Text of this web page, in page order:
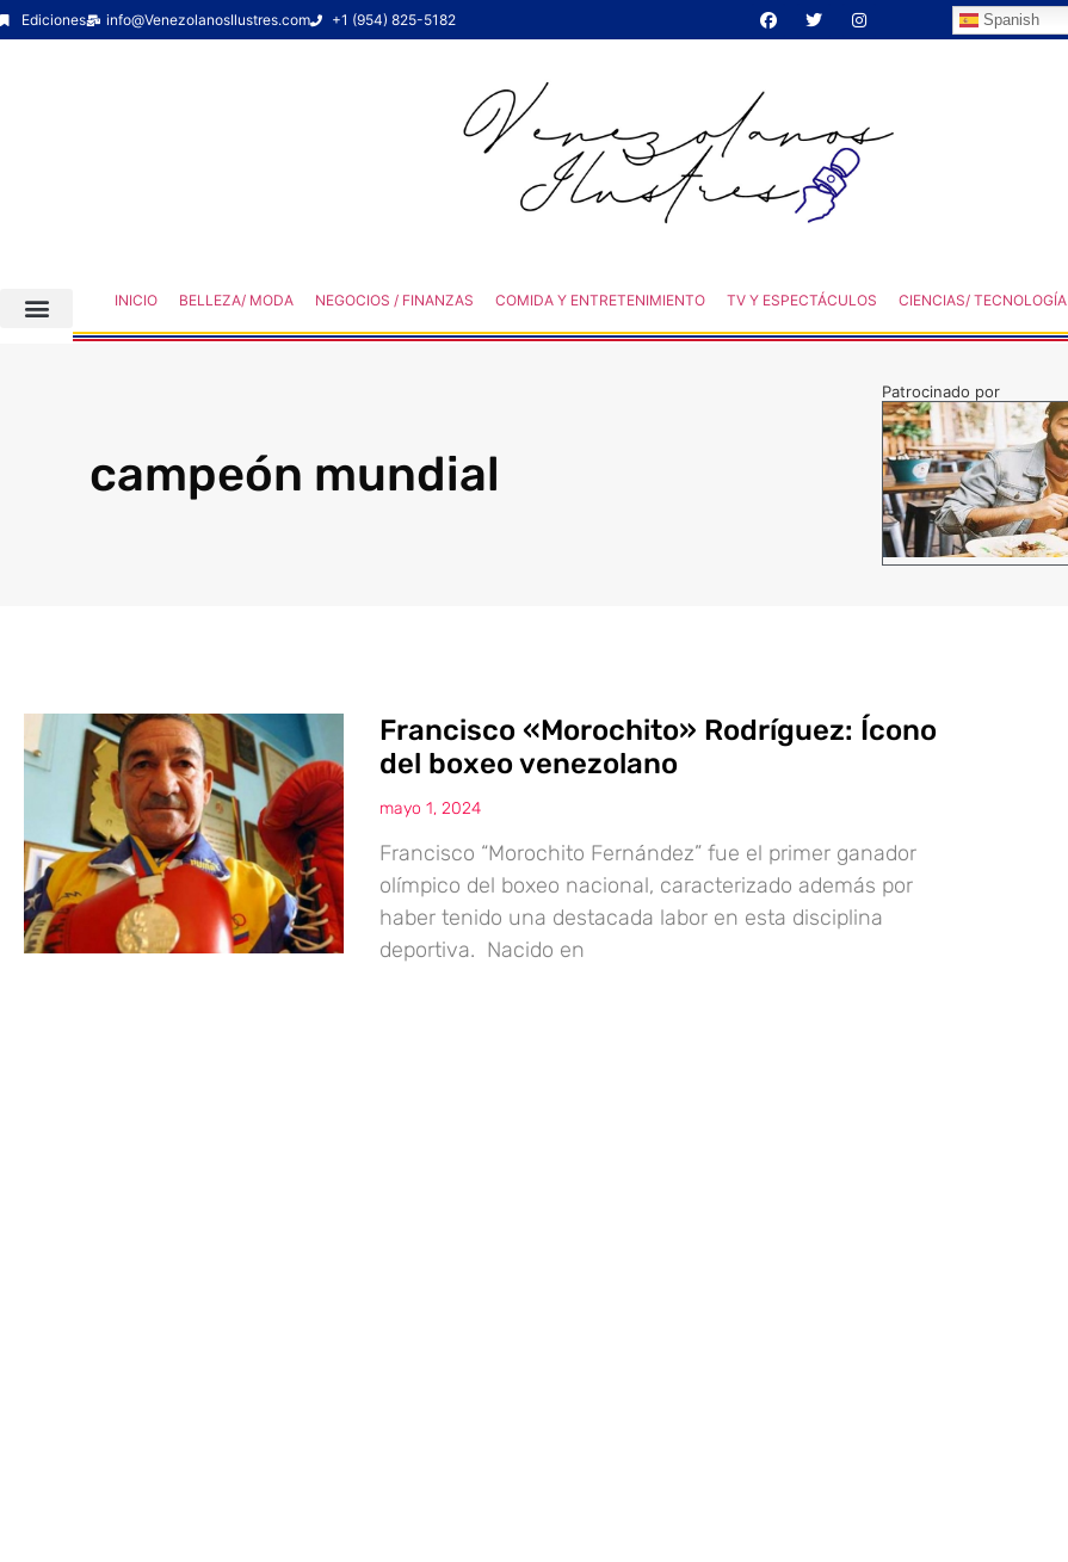
Ediciones info@VenezolanosIlustres.com +1 (954) 825-5182 Spanish
INICIO BELLEZA/ MODA NEGOCIOS / FINANZAS COMIDA Y ENTRETENIMIENTO TV Y ESPECTÁCULOS CIENCIAS/ TECNOLOGÍA
campeón mundial
Patrocinado por
Francisco «Morochito» Rodríguez: Ícono
del boxeo venezolano
mayo 1, 2024
Francisco “Morochito Fernández” fue el primer ganador
olímpico del boxeo nacional, caracterizado además por
haber tenido una destacada labor en esta disciplina
deportiva. Nacido en